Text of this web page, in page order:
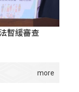
暫緩審查